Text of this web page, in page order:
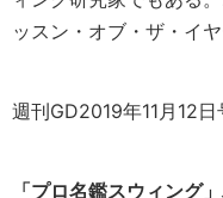
ッスン・オブ・ザ・イ
週刊GD2019年11月12日
「プロ名鑑スウィング